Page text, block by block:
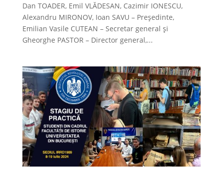
Dan TOADER, Emil VLĂDESAN, Cazimir IONESCU,
Alexandru MIRONOV, Ioan SAVU – Președinte,
Emilian Vasile CUTEAN – Secretar general și
Gheorghe PASTOR – Director general,...